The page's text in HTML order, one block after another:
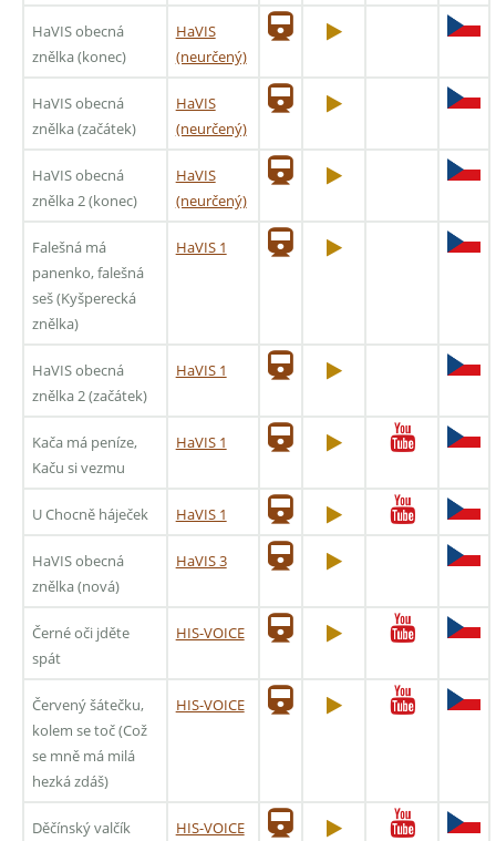
HaVIS obecná
znělka (konec)
HaVIS
(neurčený)
HaVIS obecná
znělka (začátek)
HaVIS
(neurčený)
HaVIS obecná
znělka 2 (konec)
HaVIS
(neurčený)
Falešná má
panenko, falešná
seš (Kyšperecká
znělka)
HaVIS 1
HaVIS obecná
znělka 2 (začátek)
HaVIS 1
Kača má peníze,
Kaču si vezmu
HaVIS 1
U Chocně háječek HaVIS 1
HaVIS obecná
znělka (nová)
HaVIS 3
Černé oči jděte
spát
HIS-VOICE
Červený šátečku,
kolem se toč (Což
se mně má milá
hezká zdáš)
HIS-VOICE
Děčínský valčík
HIS-VOICE